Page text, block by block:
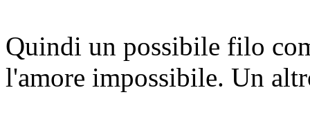
Quindi un possibile filo
l'amore impossibile. Un